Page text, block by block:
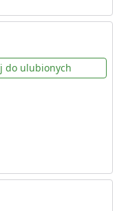
do ulubionych